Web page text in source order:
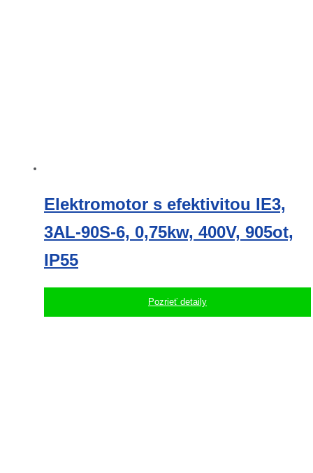
Elektromotor s efektivitou IE3,
3AL-90S-6, 0,75kw, 400V, 905ot,
IP55
Pozrieť detaily